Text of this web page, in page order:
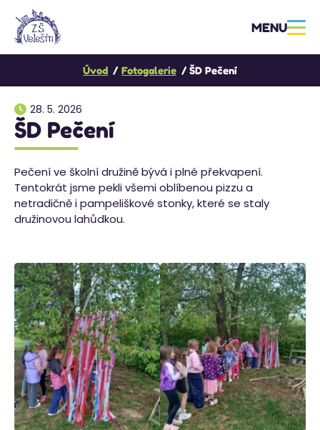
MENU
Úvod Fotogalerie ŠD Pečení
28. 5. 2026
ŠD Pečení
Pečení ve školní družině bývá i plné překvapení.
Tentokrát jsme pekli všemi oblíbenou pizzu a
netradičně i pampeliškové stonky, které se staly
družinovou lahůdkou.